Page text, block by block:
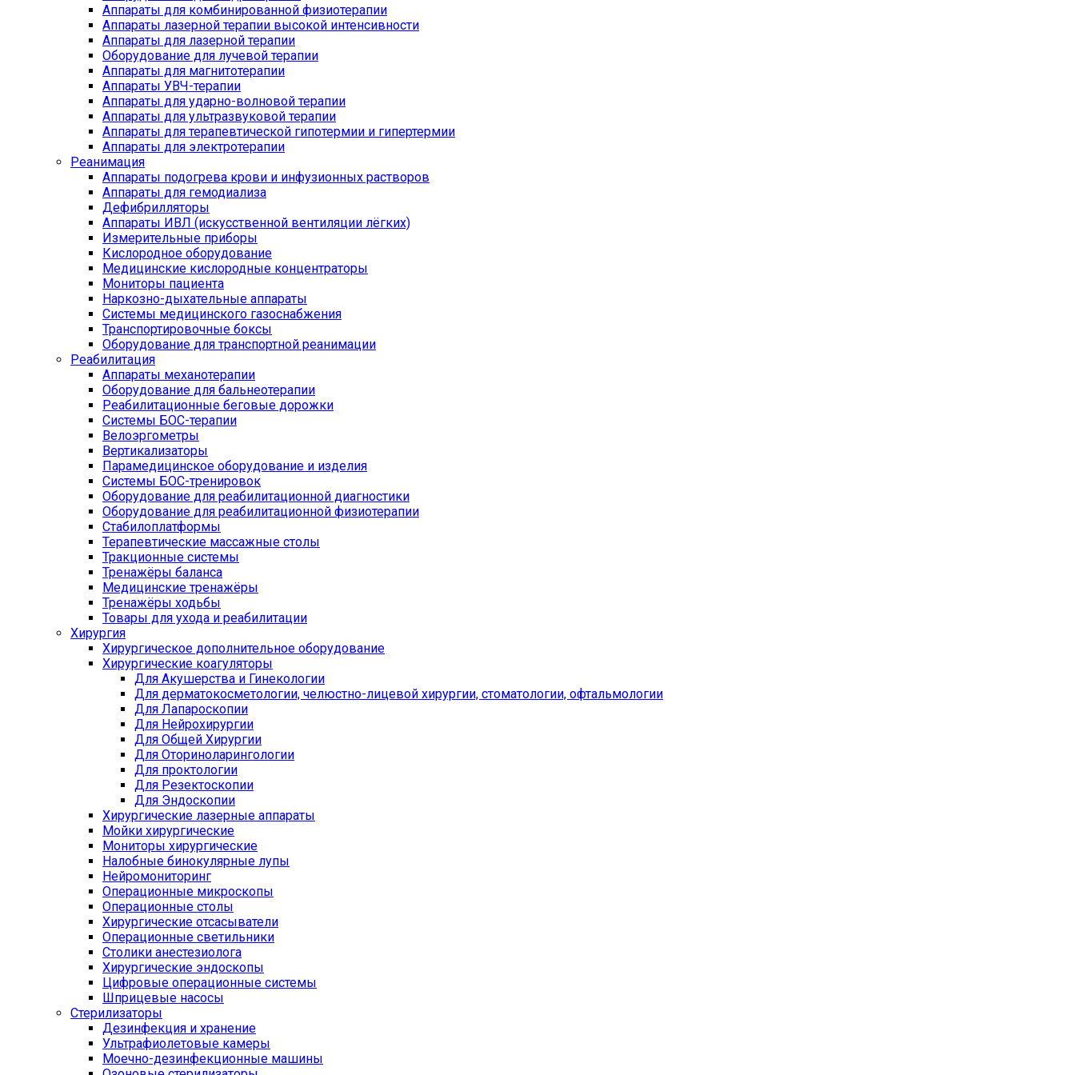
Аппараты для комбинированной физиотерапии
Аппараты лазерной терапии высокой интенсивности
Аппараты для лазерной терапии
Оборудование для лучевой терапии
Аппараты для магнитотерапии
Аппараты УВЧ-терапии
Аппараты для ударно-волновой терапии
Аппараты для ультразвуковой терапии
Аппараты для терапевтической гипотермии и гипертермии
Аппараты для электротерапии
Реанимация
Аппараты подогрева крови и инфузионных растворов
Аппараты для гемодиализа
Дефибрилляторы
Аппараты ИВЛ (искусственной вентиляции лёгких)
Измерительные приборы
Кислородное оборудование
Медицинские кислородные концентраторы
Мониторы пациента
Наркозно-дыхательные аппараты
Системы медицинского газоснабжения
Транспортировочные боксы
Оборудование для транспортной реанимации
Реабилитация
Аппараты механотерапии
Оборудование для бальнеотерапии
Реабилитационные беговые дорожки
Системы БОС-терапии
Велоэргометры
Вертикализаторы
Парамедицинское оборудование и изделия
Системы БОС-тренировок
Оборудование для реабилитационной диагностики
Оборудование для реабилитационной физиотерапии
Стабилоплатформы
Терапевтические массажные столы
Тракционные системы
Тренажёры баланса
Медицинские тренажёры
Тренажёры ходьбы
Товары для ухода и реабилитации
Хирургия
Хирургическое дополнительное оборудование
Хирургические коагуляторы
Для Акушерства и Гинекологии
Для дерматокосметологии, челюстно-лицевой хирургии, стоматологии, офтальмологии
Для Лапароскопии
Для Нейрохирургии
Для Общей Хирургии
Для Оториноларингологии
Для проктологии
Для Резектоскопии
Для Эндоскопии
Хирургические лазерные аппараты
Мойки хирургические
Мониторы хирургические
Налобные бинокулярные лупы
Нейромониторинг
Операционные микроскопы
Операционные столы
Хирургические отсасыватели
Операционные светильники
Столики анестезиолога
Хирургические эндоскопы
Цифровые операционные системы
Шприцевые насосы
Стерилизаторы
Дезинфекция и хранение
Ультрафиолетовые камеры
Моечно-дезинфекционные машины